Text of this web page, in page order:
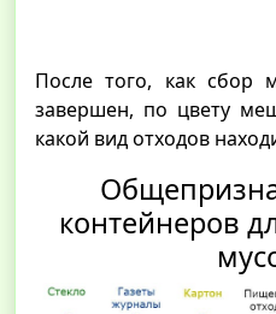
После того, как сбор
завершен, по цвету
какой вид отходов
контейнеров